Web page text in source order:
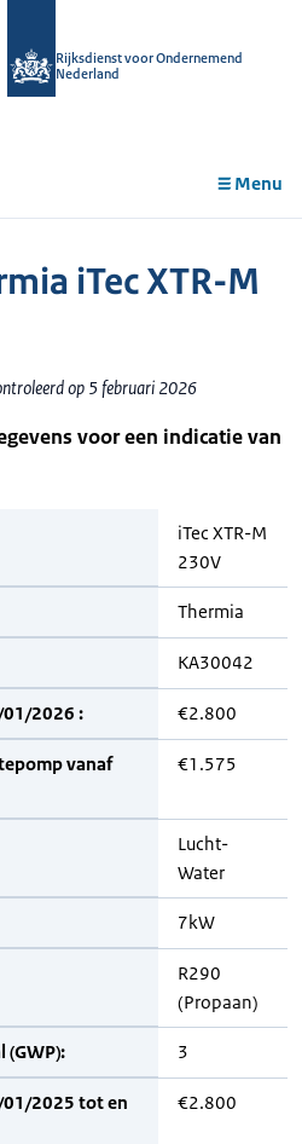
Rijksdienst voor Ondernemend
Nederland
Menu
iTec XTR-M
op 5 februari 2026
voor een indicatie van
iTec XTR-M
230V
Thermia
KA30042
01/2026 : €2.800
vanaf
€1.575
Lucht-
Water
7kW
R290
(Propaan)
(GWP): 3
01/2025 tot en
€2.800